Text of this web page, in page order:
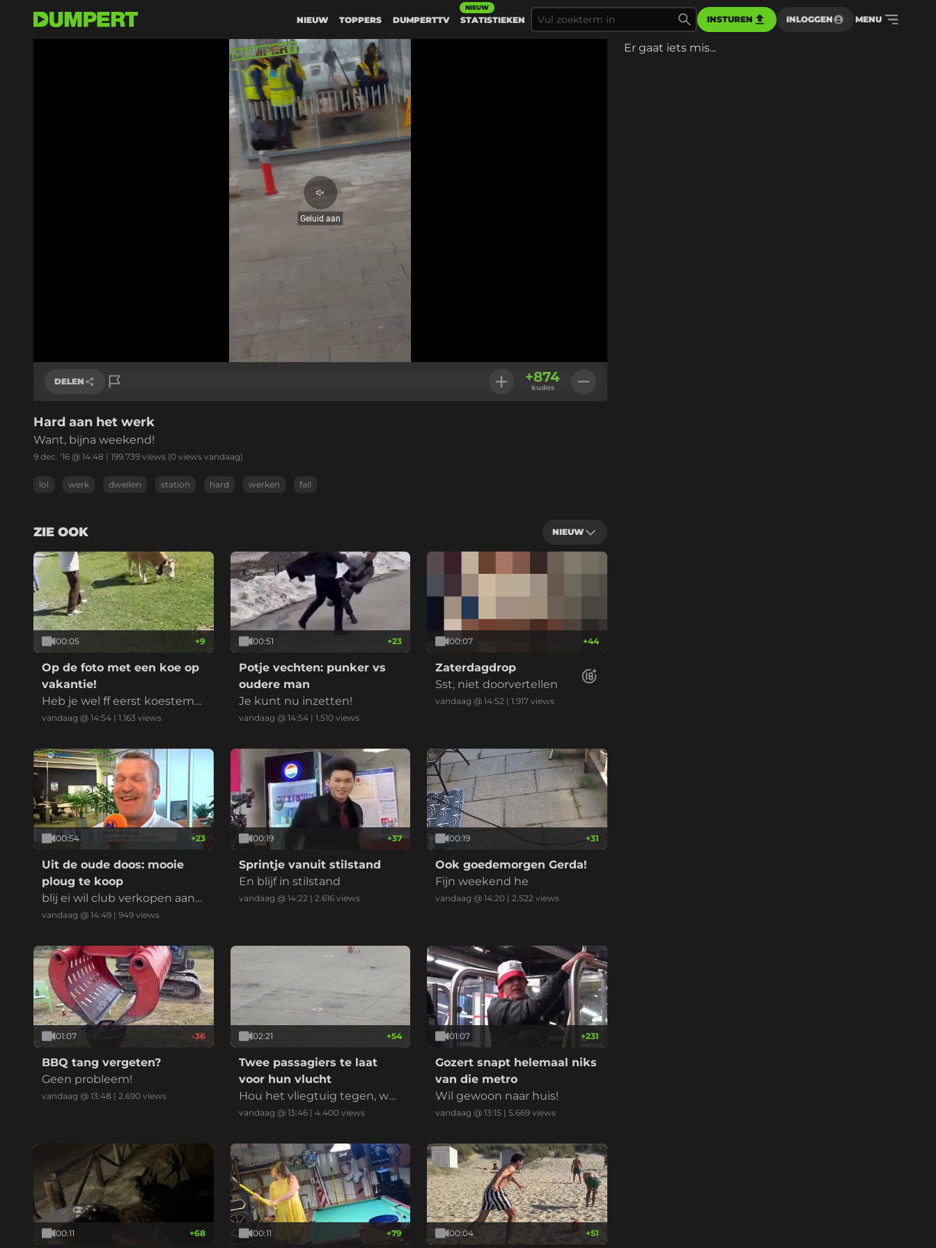
NIEUW TOPPERS DUMPERTTV STATISTIEKEN
NIEUW
INSTUREN INLOGGEN MENU
Er gaat iets mis...
Geluid
aan
Geluid aan
100.00%
DELEN
Link kopiëren
+874
kudos
Hard aan het werk
Want, bijna weekend!
9 dec. '16 @ 14:48 | 199.739 views (0 views vandaag)
lol werk dweilen station hard werken fail
ZIE OOK NIEUW
00:05 +9
Op de foto met een koe op
vakantie!
Heb je wel ff eerst koestem
ming gevraagd?
vandaag @ 14:54 | 1.163 views
00:51 +23
Potje vechten: punker vs
oudere man
Je kunt nu inzetten!
vandaag @ 14:54| 1.510views
00:07 +44
Zaterdagdrop
Sst, niet doorvertellen
vandaag @ 14:52 |1.917 views
00:54 +23
Uit de oude doos: mooie
ploug te koop
blij ei wil club verkopen aan
Mohammed.
vandaag @ 14:49 | 949 views
00:19 +37
Sprintje vanuit stilstand
En blijf in stilstand
vandaag @ 14:22| 2.616views
00:19 +31
Ook goedemorgen Gerda!
Fijn weekend he
vandaag @ 14:20 |2.522 views
01:07 -36
BBQ tang vergeten?
Geen probleem!
vandaag @ 13:48 | 2.690 views
02:21 +54
Twee passagiers te laat
voor hun vlucht
Hou het vliegtuig tegen, we
zijn er! Joeehoeeeee!
vandaag @ 13:46| 4.400views
01:07 +231
Gozert snapt helemaal niks
van die metro
Wil gewoon naar huis!
vandaag @ 13:15 |5.669 views
00:11 +68 00:11 +79 00:04 +51